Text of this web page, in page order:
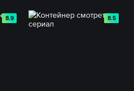
8.9 8.5